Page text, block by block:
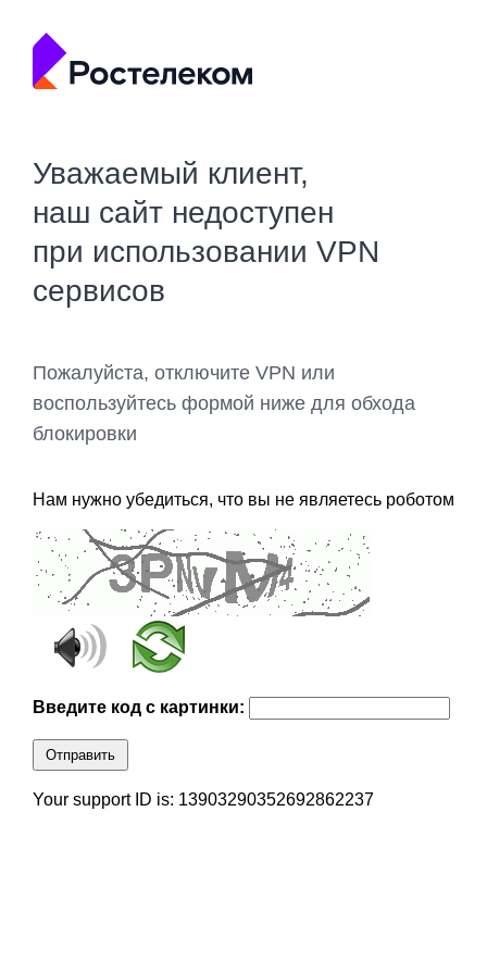
Уважаемый клиент,
наш сайт недоступен
при использовании VPN
сервисов
Пожалуйста, отключите VPN или
воспользуйтесь формой ниже для обхода
блокировки
Нам нужно убедиться, что вы не являетесь роботом
Введите код с картинки:
Отправить
Your support ID is: 13903290352692862237